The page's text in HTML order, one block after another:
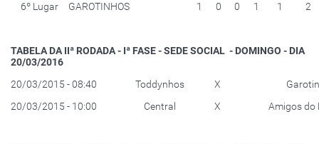
6º Lugar
GAROTINHOS 1 0 0 1 1 2
TABELA DA IIª RODADA - Iª FASE - SEDE SOCIAL - DOMINGO - DIA
20/03/2016
20/03/2015 - 08:40
Toddynhos X
20/03/2015 - 10:00
Central X Amigos do